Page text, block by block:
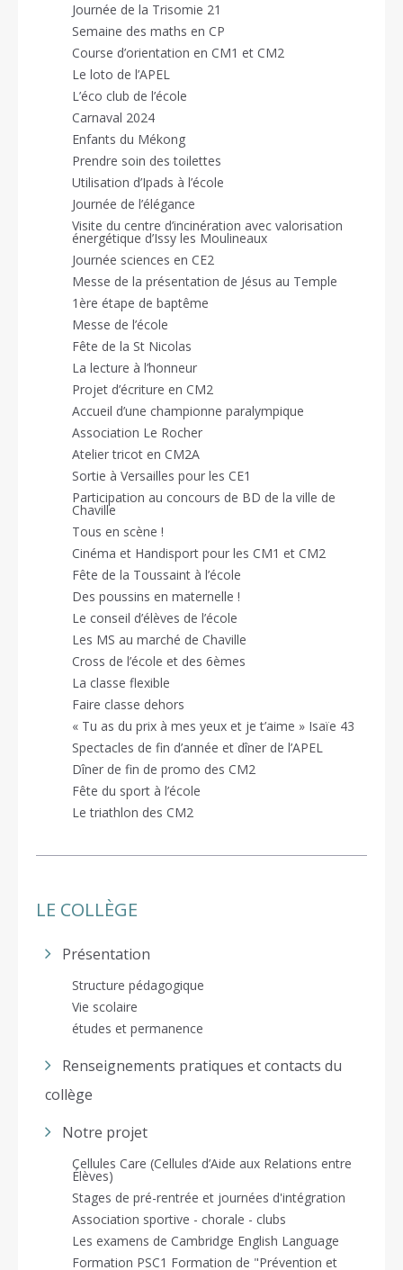
Journée de la Trisomie 21
Semaine des maths en CP
Course d’orientation en CM1 et CM2
Le loto de l’APEL
L’éco club de l’école
Carnaval 2024
Enfants du Mékong
Prendre soin des toilettes
Utilisation d’Ipads à l’école
Journée de l’élégance
Visite du centre d’incinération avec valorisation
énergétique d’Issy les Moulineaux
Journée sciences en CE2
Messe de la présentation de Jésus au Temple
1ère étape de baptême
Messe de l’école
Fête de la St Nicolas
La lecture à l’honneur
Projet d’écriture en CM2
Accueil d’une championne paralympique
Association Le Rocher
Atelier tricot en CM2A
Sortie à Versailles pour les CE1
Participation au concours de BD de la ville de
Chaville
Tous en scène !
Cinéma et Handisport pour les CM1 et CM2
Fête de la Toussaint à l’école
Des poussins en maternelle !
Le conseil d’élèves de l’école
Les MS au marché de Chaville
Cross de l’école et des 6èmes
La classe flexible
Faire classe dehors
« Tu as du prix à mes yeux et je t’aime » Isaïe 43
Spectacles de fin d’année et dîner de l’APEL
Dîner de fin de promo des CM2
Fête du sport à l’école
Le triathlon des CM2
LE COLLÈGE
Présentation
Structure pédagogique
Vie scolaire
études et permanence
Renseignements pratiques et contacts du
collège
Notre projet
Cellules Care (Cellules d’Aide aux Relations entre
Élèves)
Stages de pré-rentrée et journées d'intégration
Association sportive - chorale - clubs
Les examens de Cambridge English Language
Formation PSC1 Formation de "Prévention et